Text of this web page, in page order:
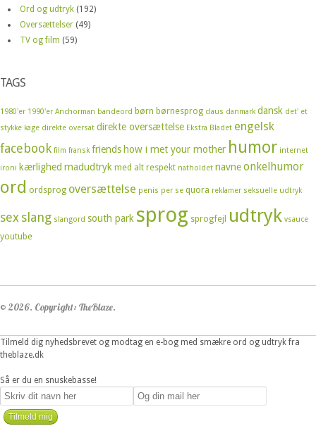
Ord og udtryk (192)
Oversættelser (49)
TV og film (59)
TAGS
1980'er 1990'er Anchorman bandeord børn børnesprog claus danmark dansk det' et
stykke kage direkte oversat direkte oversættelse Ekstra Bladet engelsk
facebook film fransk friends how i met your mother humor internet
ironi kærlighed madudtryk med alt respekt natholdet navneonkelhumor
ord ordsprog oversættelse penis per se quora reklamer seksuelle udtryk
sexslang slangord south park sprog sprogfejl udtryk vsauce
youtube
© 2026. Copyright: TheBlaze.
Tilmeld dig nyhedsbrevet og modtag en e-bog med smækre ord og udtryk fra
theblaze.dk
Så er du en snuskebasse!